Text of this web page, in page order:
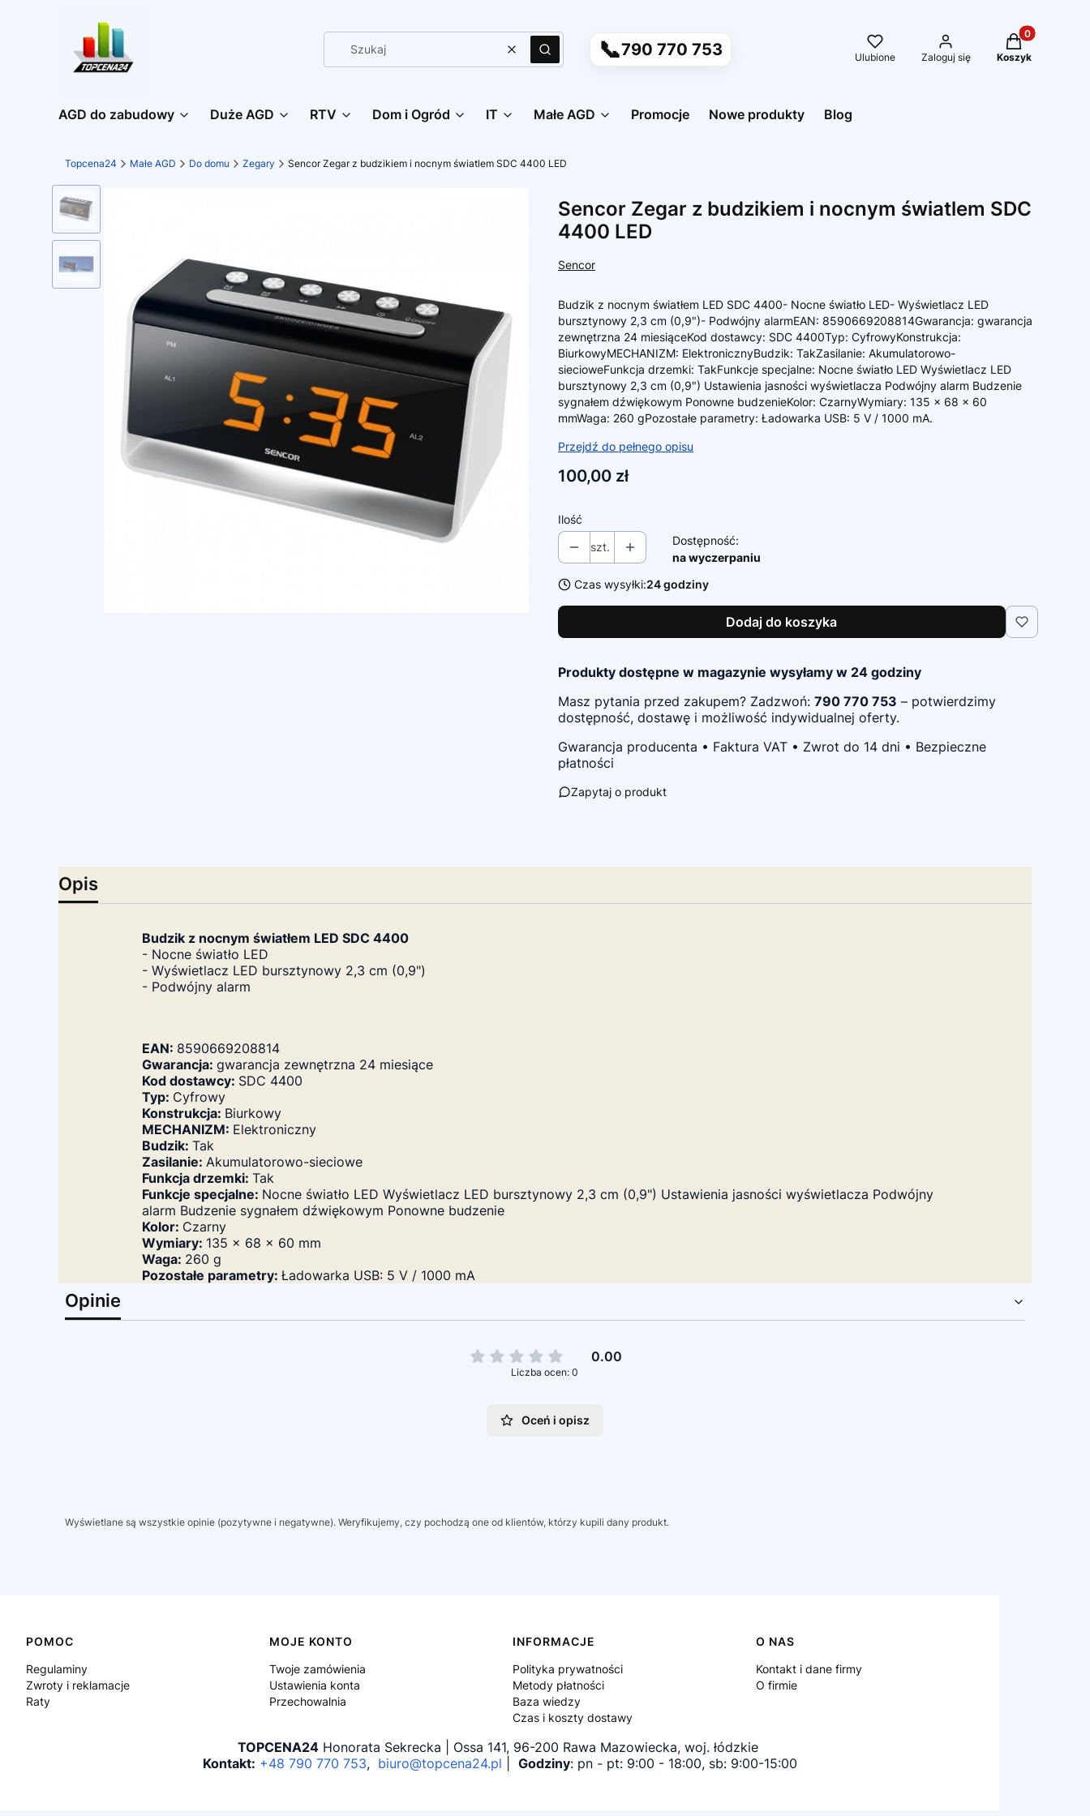
WyczyśćSzukaj 📞790 770 753 Ulubione Zaloguj się
Produkty w
Koszyk
AGD do zabudowy Duże AGD RTV Dom i Ogród IT Małe AGD Promocje Nowe produkty Blog
Topcena24 Małe AGD Do domu Zegary Sencor Zegar z budzikiem i nocnym światlem SDC 4400 LED
Sencor Zegar z budzikiem i nocnym światlem SDC
4400 LED
Sencor
Budzik z nocnym światłem LED SDC 4400- Nocne światło LED- Wyświetlacz LED
bursztynowy 2,3 cm (0,9")- Podwójny alarmEAN: 8590669208814Gwarancja: gwarancja
zewnętrzna 24 miesiąceKod dostawcy: SDC 4400Typ: CyfrowyKonstrukcja:
BiurkowyMECHANIZM: ElektronicznyBudzik: TakZasilanie: Akumulatorowo-
siecioweFunkcja drzemki: TakFunkcje specjalne: Nocne światło LED Wyświetlacz LED
bursztynowy 2,3 cm (0,9") Ustawienia jasności wyświetlacza Podwójny alarm Budzenie
sygnałem dźwiękowym Ponowne budzenieKolor: CzarnyWymiary: 135 x 68 x 60
mmWaga: 260 gPozostałe parametry: Ładowarka USB: 5 V / 1000 mA.
Przejdź do pełnego opisu
Cena
100,00 zł
Ilość
szt.
Dostępność:
na wyczerpaniu
Czas wysyłki:24 godziny
Dodaj do koszyka
Produkty dostępne w magazynie wysyłamy w 24 godziny
Masz pytania przed zakupem? Zadzwoń: 790 770 753 – potwierdzimy
dostępność, dostawę i możliwość indywidualnej oferty.
Gwarancja producenta • Faktura VAT • Zwrot do 14 dni • Bezpieczne
płatności
Zapytaj o produkt
Opis
Budzik z nocnym światłem LED SDC 4400
- Nocne światło LED
- Wyświetlacz LED bursztynowy 2,3 cm (0,9")
- Podwójny alarm
EAN: 8590669208814
Gwarancja: gwarancja zewnętrzna 24 miesiące
Kod dostawcy: SDC 4400
Typ: Cyfrowy
Konstrukcja: Biurkowy
MECHANIZM: Elektroniczny
Budzik: Tak
Zasilanie: Akumulatorowo-sieciowe
Funkcja drzemki: Tak
Funkcje specjalne: Nocne światło LED Wyświetlacz LED bursztynowy 2,3 cm (0,9") Ustawienia jasności wyświetlacza Podwójny
alarm Budzenie sygnałem dźwiękowym Ponowne budzenie
Kolor: Czarny
Wymiary: 135 x 68 x 60 mm
Waga: 260 g
Pozostałe parametry: Ładowarka USB: 5 V / 1000 mA
Opinie
0.00
Liczba ocen: 0
Oceń i opisz
Wyświetlane są wszystkie opinie (pozytywne i negatywne). Weryfikujemy, czy pochodzą one od klientów, którzy kupili dany produkt.
Linki w stopce
POMOC
Regulaminy
Zwroty i reklamacje
Raty
MOJE KONTO
Twoje zamówienia
Ustawienia konta
Przechowalnia
INFORMACJE
Polityka prywatności
Metody płatności
Baza wiedzy
Czas i koszty dostawy
O NAS
Kontakt i dane firmy
O firmie
TOPCENA24Honorata Sekrecka | Ossa 141, 96-200 Rawa Mazowiecka, woj. łódzkie
Kontakt: +48 790 770 753, biuro@topcena24.pl Godziny: pn - pt: 9:00 - 18:00, sb: 9:00-15:00